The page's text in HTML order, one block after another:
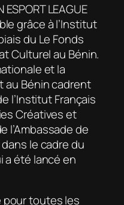
LEAGUE
grâce à l’Institut
du Le Fonds
Culturel au Bénin.
et la
au Bénin cadrent
l’Institut Français
Créatives et
l’Ambassade de
le cadre du
a été lancé en
pour toutes les